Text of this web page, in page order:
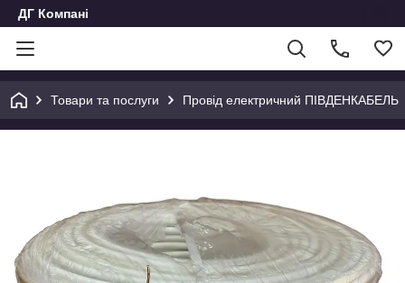
ДГ Компані
Товари та послуги Провід електричний ПІВДЕНКАБЕЛЬ